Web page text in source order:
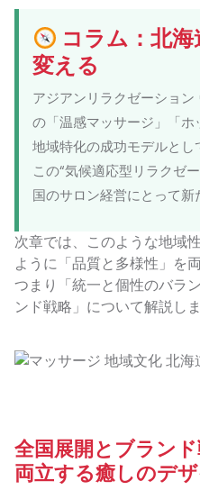
コラム：北
変える
アジアンリラクゼーショ
の「温感マッサージ」「ホ
地域特化の成功モデルとし
この“気候適応型リラクゼ
国のサロン経営にとって新
次章では、このような地域
ように「品質と多様性」を
つまり「統一と個性のバラ
ンド戦略」について解説しま
全国展開とブラン
両立する癒しのデ